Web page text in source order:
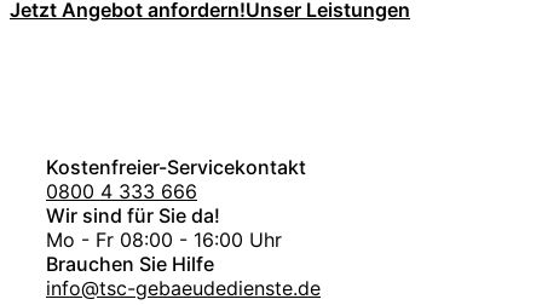
Jetzt Angebot anfordern!Unser Leistungen
Kostenfreier-Servicekontakt
0800 4 333 666
Wir sind für Sie da!
Mo - Fr 08:00 - 16:00 Uhr
Brauchen Sie Hilfe
info@tsc-gebaeudedienste.de